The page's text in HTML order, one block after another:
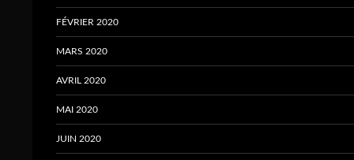
FÉVRIER 2020
MARS 2020
AVRIL 2020
MAI 2020
JUIN 2020